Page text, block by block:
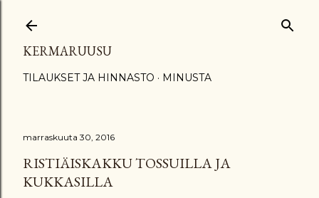
KERMARUUSU
TILAUKSET JA HINNASTO MINUSTA
marraskuuta 30, 2016
RISTIÄISKAKKU TOSSUILLA JA
KUKKASILLA